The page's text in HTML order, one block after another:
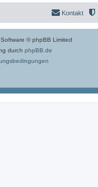
Kontakt
© phpBB Limited
durch phpBB.de